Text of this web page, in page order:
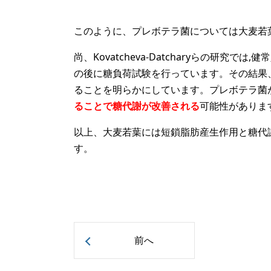
このように、プレボテラ菌については大麦
尚、Kovatcheva-Datcharyらの研究では,健
の後に糖負荷試験を行っています。その結
ることを明らかにしています。プレボテラ菌
ることで糖代謝が改善される可能性がありま
以上、大麦若葉には短鎖脂肪産生作用と糖
す。
前へ